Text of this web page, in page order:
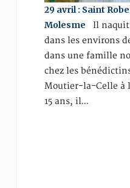
29 avril : Saint
Molesme Il naquit
dans les environs
dans une famille
chez les
Moutier-la-Celle à
15 ans, il…